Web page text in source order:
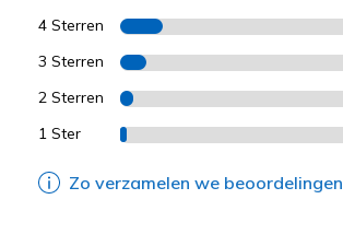
4 Sterren
3 Sterren
2 Sterren
1 Ster
Zo verzamelen we beoordelingen